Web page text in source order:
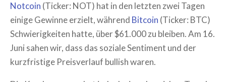
Notcoin (Ticker: NOT) hat in den letzten zwei Tagen
einige Gewinne erzielt, während Bitcoin (Ticker: BTC)
Schwierigkeiten hatte, über $61.000 zu bleiben. Am 16.
Juni sahen wir, dass das soziale Sentiment und der
kurzfristige Preisverlauf bullish waren.